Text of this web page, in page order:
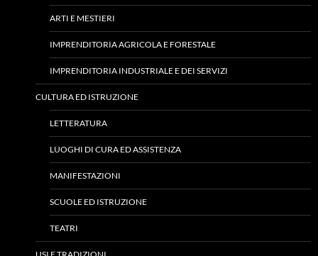
ARTI E MESTIERI
IMPRENDITORIA AGRICOLA E FORESTALE
IMPRENDITORIA INDUSTRIALE E DEI SERVIZI
CULTURA ED ISTRUZIONE
LETTERATURA
LUOGHI DI CURA ED ASSISTENZA
MANIFESTAZIONI
SCUOLE ED ISTRUZIONE
TEATRI